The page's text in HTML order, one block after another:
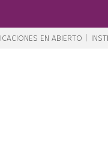
EN ABIERTO |